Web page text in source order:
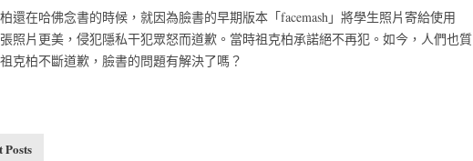
還在哈佛念書的時候，就因為臉書的早期版本「facemash」將學生照片寄給使用
照片更美，侵犯隱私干犯眾怒而道歉。當時祖克柏承諾絕不再犯。如今，人們也質
克柏不斷道歉，臉書的問題有解決了嗎？
Posts